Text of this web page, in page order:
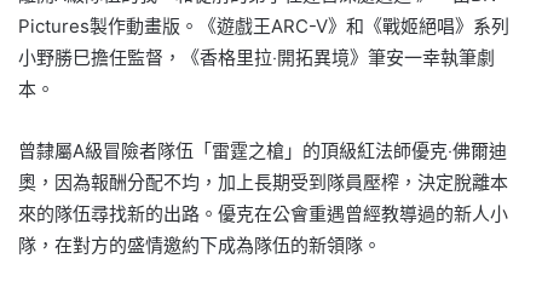
Pictures製作動畫版。《遊戲王ARC-V》和《戰姬絕唱》系列
小野勝巳擔任監督，《香格里拉‧開拓異境》筆安一幸執筆劇
本。
曾隸屬A級冒險者隊伍「雷霆之槍」的頂級紅法師優克‧佛爾迪
奧，因為報酬分配不均，加上長期受到隊員壓榨，決定脫離本
來的隊伍尋找新的出路。優克在公會重遇曾經教導過的新人小
隊，在對方的盛情邀約下成為隊伍的新領隊。